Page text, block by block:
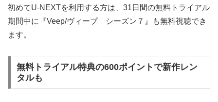
初めてU-NEXTを利用する方は、31日間の無料トライアル
期間中に『Veep/ヴィープ シーズン７』も無料視聴でき
ます。
無料トライアル特典の600ポイントで新作レン
タルも